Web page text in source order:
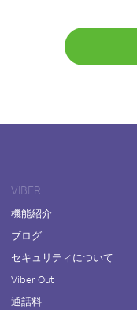
VIBER
機能紹介
ブログ
セキュリティについて
Viber Out
通話料